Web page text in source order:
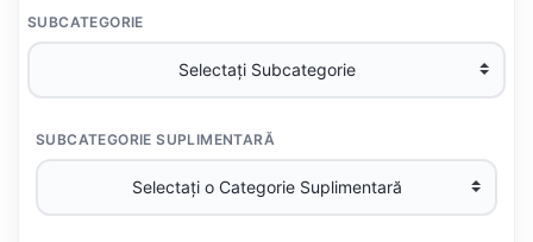
SUBCATEGORIE
SUBCATEGORIE SUPLIMENTARĂ